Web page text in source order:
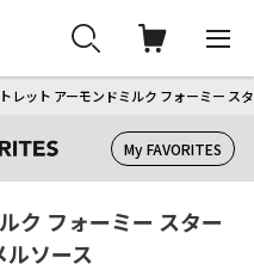
レット アーモンドミルク フォーミー ス
My FAVORITES
ク フォーミー スター
ソース